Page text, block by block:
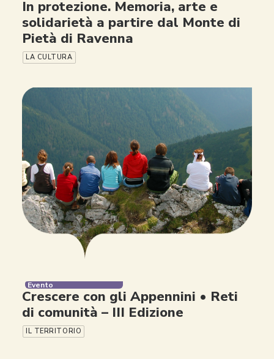
In protezione. Memoria, arte e
solidarietà a partire dal Monte di
Pietà di Ravenna
LA CULTURA
Evento
Crescere con gli Appennini • Reti
di comunità – III Edizione
IL TERRITORIO